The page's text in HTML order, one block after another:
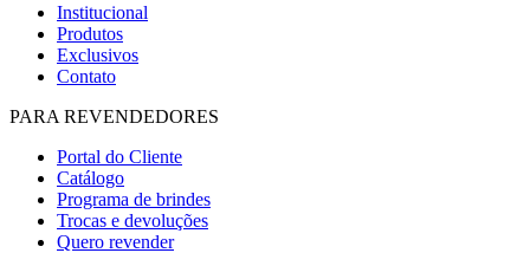
Institucional
Produtos
Exclusivos
Contato
PARA REVENDEDORES
Portal do Cliente
Catálogo
Programa de brindes
Trocas e devoluções
Quero revender